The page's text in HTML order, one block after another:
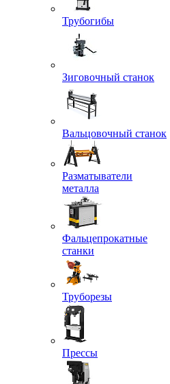
Трубогибы
Зиговочный станок
Вальцовочный станок
Разматыватели
металла
Фальцепрокатные
станки
Труборезы
Прессы